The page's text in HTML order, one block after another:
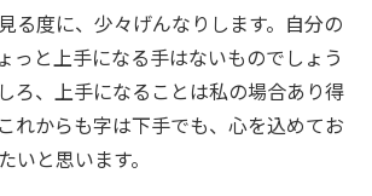
る度に、少々げんなりします。自分の
っと上手になる手はないものでしょう
ろ、上手になることは私の場合あり得
れからも字は下手でも、心を込めてお
いと思います。